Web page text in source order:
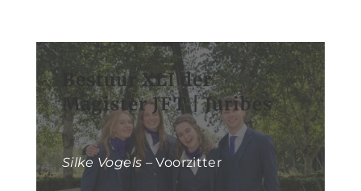
Bestuur XLI der
Magister JFT | Juribes
Silke Vogels – Voorzitter